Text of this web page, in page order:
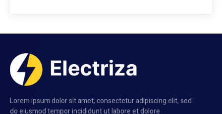
Lorem ipsum dolor sit amet, consectetur adipiscing elit, sed
do eiusmod tempor incididunt ut labore et dolore